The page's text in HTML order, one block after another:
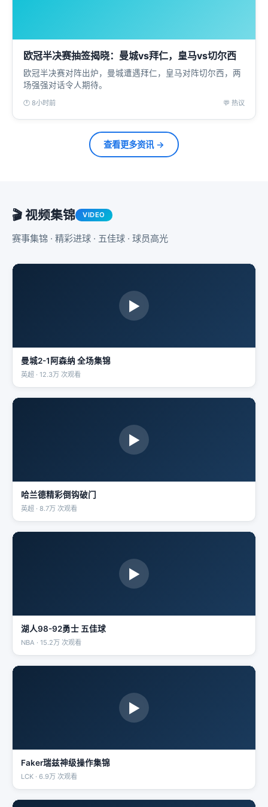
欧冠半决赛抽签揭晓：曼城vs拜仁，皇马vs切尔西
欧冠半决赛对阵出炉，曼城遭遇拜仁，皇马对阵切尔西，两
场强强对话令人期待。
🕐 8小时前 💬 热议
查看更多资讯 →
🎬 视频集锦 VIDEO
赛事集锦 · 精彩进球 · 五佳球 · 球员高光
▶
曼城2-1阿森纳 全场集锦
英超 · 12.3万 次观看
▶
哈兰德精彩倒钩破门
英超 · 8.7万 次观看
▶
湖人98-92勇士 五佳球
NBA · 15.2万 次观看
▶
Faker瑞兹神级操作集锦
LCK · 6.9万 次观看